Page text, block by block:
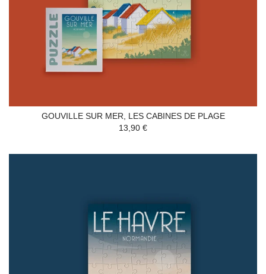
GOUVILLE SUR MER, LES CABINES DE PLAGE
13,90 €